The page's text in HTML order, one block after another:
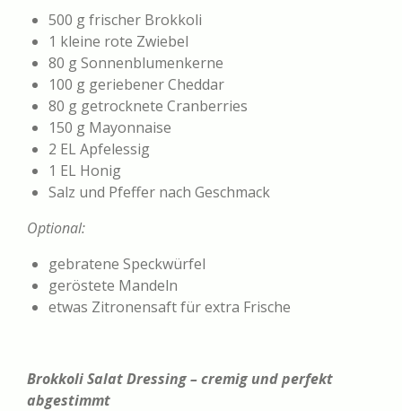
500 g frischer Brokkoli
1 kleine rote Zwiebel
80 g Sonnenblumenkerne
100 g geriebener Cheddar
80 g getrocknete Cranberries
150 g Mayonnaise
2 EL Apfelessig
1 EL Honig
Salz und Pfeffer nach Geschmack
Optional:
gebratene Speckwürfel
geröstete Mandeln
etwas Zitronensaft für extra Frische
Brokkoli Salat Dressing – cremig und perfekt
abgestimmt